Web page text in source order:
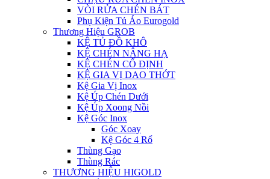
VÒI RỬA CHÉN BÁT
Phụ Kiện Tủ Áo Eurogold
Thương Hiệu GROB
KỆ TỦ ĐỒ KHÔ
KỆ CHÉN NÂNG HẠ
KỆ CHÉN CỐ ĐỊNH
KỆ GIA VỊ DAO THỚT
Kệ Gia Vị Inox
Kệ Úp Chén Dưới
Kệ Úp Xoong Nồi
Kệ Góc Inox
Góc Xoay
Kệ Góc 4 Rổ
Thùng Gạo
Thùng Rác
THƯƠNG HIỆU HIGOLD